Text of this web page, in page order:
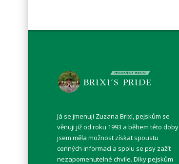
Já se jmenuji Zuzana Brixí, pejskům se
věnuji již od roku 1993 a během této doby
jsem měla možnost získat spoustu
cenných informací a spolu se psy zažít
nezapomenutelné chvíle. Díky pejskům